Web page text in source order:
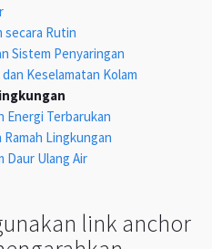
secara Rutin
Sistem Penyaringan
Keselamatan Kolam
Energi Terbarukan
Lingkungan
Daur Ulang Air
link anchor